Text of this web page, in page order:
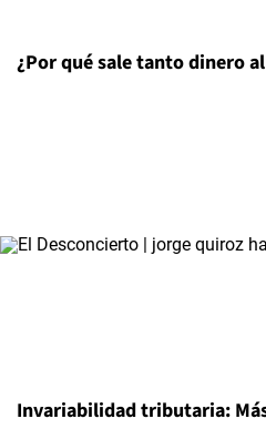
¿Por qué sale tanto dinero
Invariabilidad tributaria: